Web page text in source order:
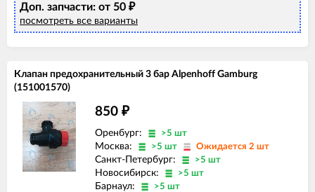
Доп. запчасти: от 50 ₽
посмотреть все варианты
Клапан предохранительный 3 бар Alpenhoff Gamburg
(151001570)
850 ₽
Оренбург: >5 шт
Москва: >5 шт Ожидается 2 шт
Санкт-Петербург: >5 шт
Новосибирск: >5 шт
Барнаул: >5 шт